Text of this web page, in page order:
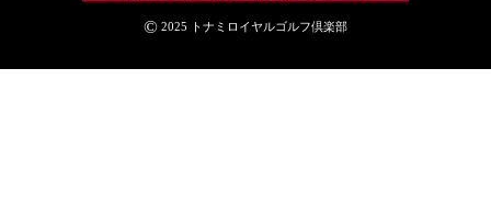
© 2025 トナミロイヤルゴルフ倶楽部